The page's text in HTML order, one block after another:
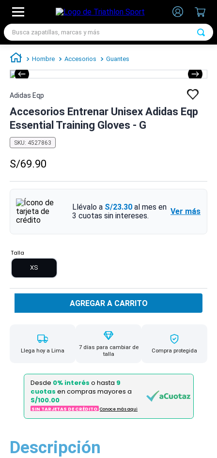
Busca zapatillas, marcas y más
Hombre Accesorios Guantes
Adidas Eqp
Accesorios Entrenar Unisex Adidas Eqp
Essential Training Gloves - G
SKU: 4527863
S/69.90
Llévalo a S/23.30 al mes en
3 cuotas sin intereses. Ver más
Talla
XS
AGREGAR A CARRITO
Llega hoy a Lima
7 días para cambiar de
talla
Compra protegida
Desde 0% interés o hasta 9
cuotas en compras mayores a
S/100.00
SIN TARJETAS DE CRÉDITO Conoce más aqui
Descripción
3.
4.
zapatillas adidas mujer
6.
zapatillas nike hombre
7.